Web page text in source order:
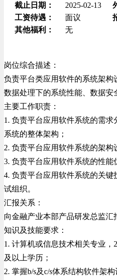
截止日期：
2025-02-13
工资待遇：
面议
其他福利：
无
岗位综合描述：
负责平台类应用软件的系统架
数据处理下的系统性能、数据安
主要工作职责：
1. 负责平台应用软件系统的需
系统的整体架构；
2. 负责平台应用软件系统的架构
3. 负责平台应用软件系统的性能
4. 负责平台应用软件系统的关键
试组织。
汇报关系：
向金融产业本部产品研发总监汇
知识及技能要求：
1. 计算机或信息技术相关专业，
及以上学历；
2. 掌握b/s及c/s体系结构软件架